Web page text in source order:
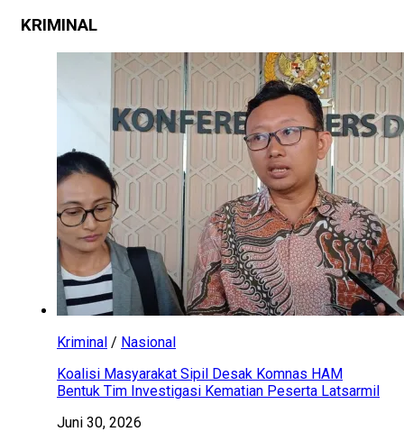
KRIMINAL
Kriminal / Nasional
Koalisi Masyarakat Sipil Desak Komnas HAM
Bentuk Tim Investigasi Kematian Peserta Latsarmil
Juni 30, 2026